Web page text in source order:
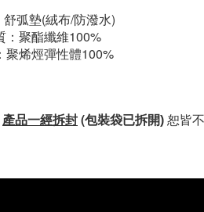
弧墊(絨布/防潑水)
：聚酯纖維100%
聚烯烴彈性體100%
產品一經拆封 (包裝袋已拆開) 恕皆